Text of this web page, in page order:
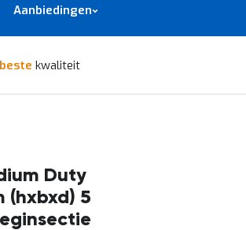
Aanbiedingen
beste kwaliteit
Duty
(hxbxd) 5